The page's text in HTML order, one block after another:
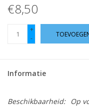
€8,50
+
-
Informatie
Beschikbaarheid:
Op